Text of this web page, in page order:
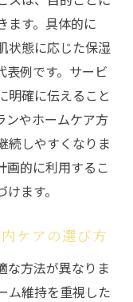
ます。具体的に
状態に応じた保湿
表例です。サービ
明確に伝えること
ンやホームケア方
続しやすくなりま
画的に利用するこ
ます。
ケアの選び方
な方法が異なりま
ム維持を重視した